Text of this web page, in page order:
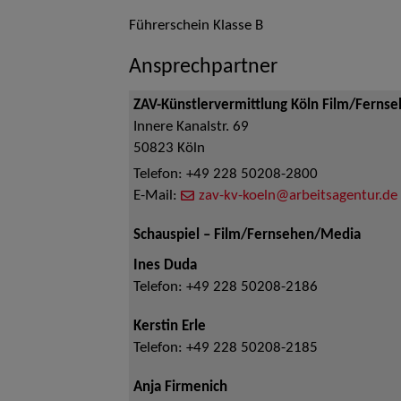
Führerschein Klasse B
Ansprechpartner
ZAV-Künstlervermittlung Köln Film/
Innere Kanalstr. 69
50823 Köln
Telefon: +49 228 50208-2800
E-Mail:
zav-kv-koeln@arbeitsagentur.de
Schauspiel – Film/Fernsehen/Media
Ines Duda
Telefon: +49 228 50208-2186
Kerstin Erle
Telefon: +49 228 50208-2185
Anja Firmenich